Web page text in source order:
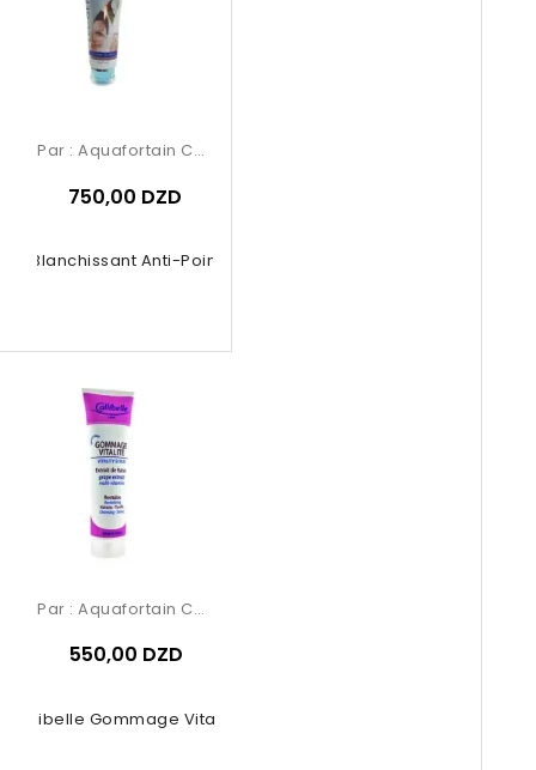
Blanchissant Anti-Points Noirs...
Par : Aquafortain Cosmetics
750,00 DZD
Calibelle Gommage Vitalité
Par : Aquafortain Cosmetics
550,00 DZD